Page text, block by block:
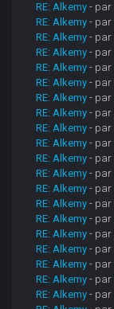
RE: Alkemy - par
RE: Alkemy - par
RE: Alkemy - par
RE: Alkemy - par
RE: Alkemy - par
RE: Alkemy - par
RE: Alkemy - par
RE: Alkemy - par
RE: Alkemy - par
RE: Alkemy - par
RE: Alkemy - par
RE: Alkemy - par
RE: Alkemy - par
RE: Alkemy - par
RE: Alkemy - par
RE: Alkemy - par
RE: Alkemy - par
RE: Alkemy - par
RE: Alkemy - par
RE: Alkemy - par